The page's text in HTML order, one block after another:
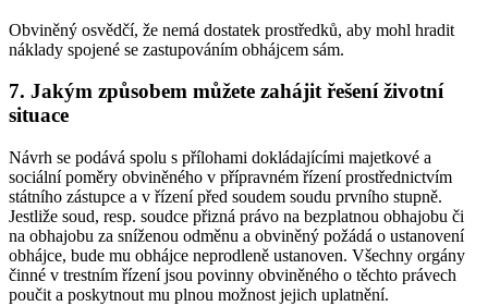
Obviněný osvědčí, že nemá dostatek prostředků, aby mohl hradit
náklady spojené se zastupováním obhájcem sám.
7. Jakým způsobem můžete zahájit řešení životní
situace
Návrh se podává spolu s přílohami dokládajícími majetkové a
sociální poměry obviněného v přípravném řízení prostřednictvím
státního zástupce a v řízení před soudem soudu prvního stupně.
Jestliže soud, resp. soudce přizná právo na bezplatnou obhajobu či
na obhajobu za sníženou odměnu a obviněný požádá o ustanovení
obhájce, bude mu obhájce neprodleně ustanoven. Všechny orgány
činné v trestním řízení jsou povinny obviněného o těchto právech
poučit a poskytnout mu plnou možnost jejich uplatnění.